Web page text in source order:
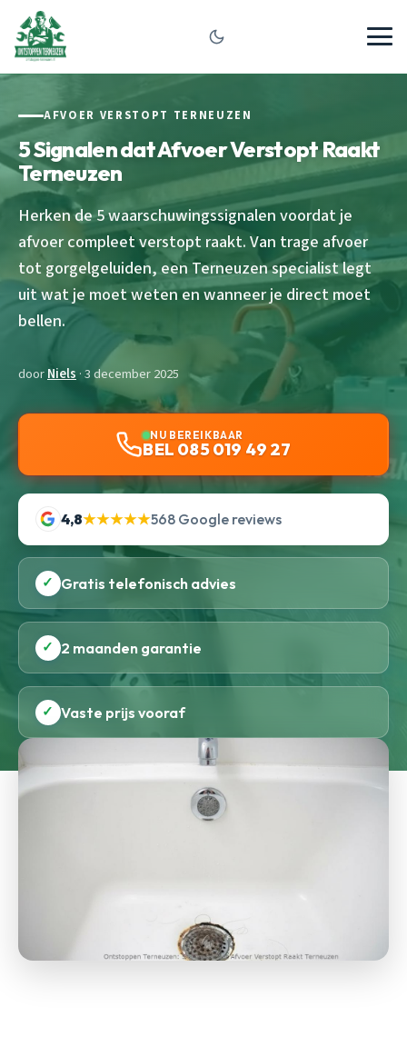
AFVOER VERSTOPT TERNEUZEN
5 Signalen dat Afvoer Verstopt Raakt
Terneuzen
Herken de 5 waarschuwingssignalen voordat je
afvoer compleet verstopt raakt. Van trage afvoer
tot gorgelgeluiden, een Terneuzen specialist legt
uit wat je moet weten en wanneer je direct moet
bellen.
doorNiels · 3 december 2025
NU BEREIKBAAR
BEL 085 019 49 27
4,8★★★★★568 Google reviews
✓ Gratis telefonisch advies
✓ 2 maanden garantie
✓ Vaste prijs vooraf